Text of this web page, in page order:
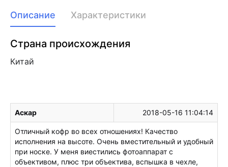
Описание Характеристики
Страна происхождения
Китай
Аскар 2018-05-16 11:04:14
Отличный кофр во всех отношениях! Качество
исполнения на высоте. Очень вместительный и удобный
при носке. У меня виестились фотоаппарат с
объективом, плюс три объектива, вспышка в чехле,